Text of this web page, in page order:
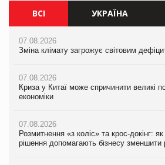
ВСІ УКРАЇНА
07.08.2026
Зміна клімату загрожує світовим
07.08.2026
Криза у Китаї може спричинити великі
економіки
07.08.2026
Розмитнення «з коліс» та крос-докінг: як
рішення допомагають бізнесу зменшити
07.08.2026
Зміна клімату загрожує світовим
07.08.2026
Криза у Китаї може спричинити великі
економіки
07.08.2026
Розмитнення «з коліс» та крос-докінг: як
рішення допомагають бізнесу зменшити
07.08.2026
Зміна клімату загрожує світовим
07.08.2026
Криза у Китаї може спричинити великі
економіки
07.08.2026
Kraft Heinz скоротила збиток у першому